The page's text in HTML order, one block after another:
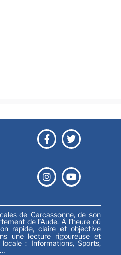
de Carcassonne, de son
de l’Aude. À l’heure où
rapide, claire et objective
une lecture rigoureuse et
: Informations, Sports,